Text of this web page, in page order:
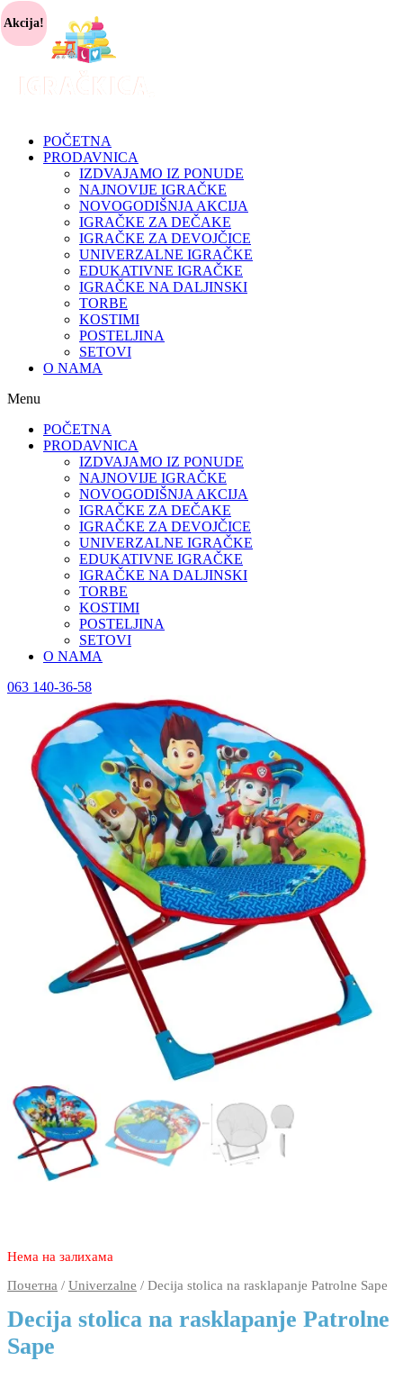
POČETNA
PRODAVNICA
IZDVAJAMO IZ PONUDE
NAJNOVIJE IGRAČKE
NOVOGODIŠNJA AKCIJA
IGRAČKE ZA DEČAKE
IGRAČKE ZA DEVOJČICE
UNIVERZALNE IGRAČKE
EDUKATIVNE IGRAČKE
IGRAČKE NA DALJINSKI
TORBE
KOSTIMI
POSTELJINA
SETOVI
O NAMA
Menu
POČETNA
PRODAVNICA
IZDVAJAMO IZ PONUDE
NAJNOVIJE IGRAČKE
NOVOGODIŠNJA AKCIJA
IGRAČKE ZA DEČAKE
IGRAČKE ZA DEVOJČICE
UNIVERZALNE IGRAČKE
EDUKATIVNE IGRAČKE
IGRAČKE NA DALJINSKI
TORBE
KOSTIMI
POSTELJINA
SETOVI
O NAMA
063 140-36-58
Akcija!
Нема на залихама
Почетна / Univerzalne / Decija stolica na rasklapanje Patrolne Sape
Decija stolica na rasklapanje Patrolne
Sape